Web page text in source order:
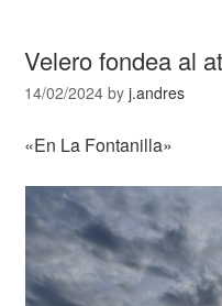
Velero fondea al
14/02/2024 byj.andres
«En La Fontanilla»